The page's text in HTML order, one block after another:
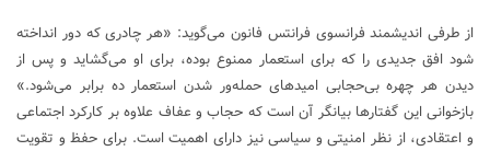
از طرفی اندیشمند فرانسوی فرانتس فانون می‌گوید: «هر چادری که دور انداخته
شود افق جدیدی را که برای استعمار ممنوع بوده، برای او می‌گشاید و پس از
دیدن هر چهره بی‌حجابی امیدهای حمله‌ور شدن استعمار ده برابر می‌شود.»
بازخوانی این گفتارها بیانگر آن است که حجاب و عفاف علاوه بر کارکرد اجتماعی
و اعتقادی، از نظر امنیتی و سیاسی نیز دارای اهمیت است. برای حفظ و تقویت